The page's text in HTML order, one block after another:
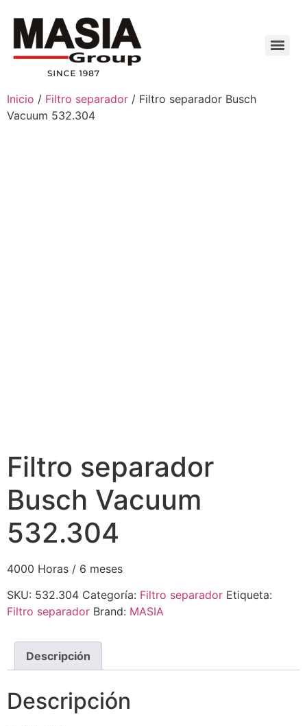
Inicio / Filtro separador / Filtro separador Busch
Vacuum 532.304
Filtro separador
Busch Vacuum
532.304
4000 Horas / 6 meses
SKU: 532.304 Categoría: Filtro separador Etiqueta:
Filtro separador Brand: MASIA
Descripción
Descripción